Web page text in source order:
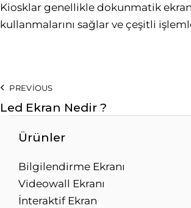
Kiosklar genellikle dokunmatik
kullanmalarını sağlar ve çeşitli
PREVIOUS
Led Ekran Nedir ?
Ürünler
Bilgilendirme Ekranı
Videowall Ekranı
İnteraktif Ekran